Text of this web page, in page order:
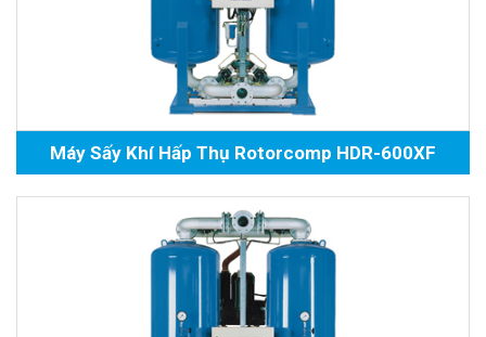
Máy Sấy Khí Hấp Thụ Rotorcomp HDR-600XF